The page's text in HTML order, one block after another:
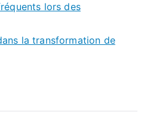
lors des
la transformation de